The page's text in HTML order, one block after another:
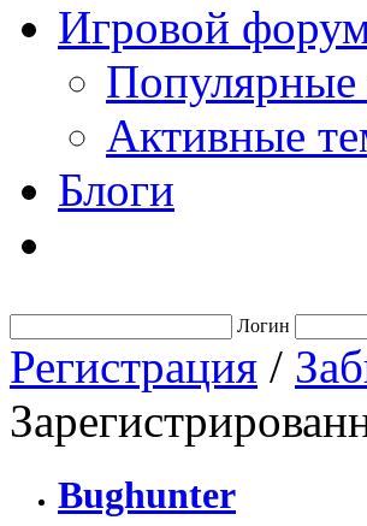
Игровой
Активные
Блоги
Логин
Регистрация /
Bughunter